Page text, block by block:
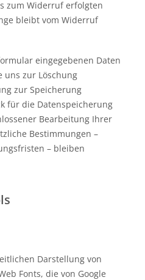
zum Widerruf erfolgten
bleibt vom Widerruf
eingegebenen Daten
uns zur Löschung
zur Speicherung
für die Datenspeicherung
Bearbeitung Ihrer
Bestimmungen –
– bleiben
Darstellung von
Fonts, die von Google